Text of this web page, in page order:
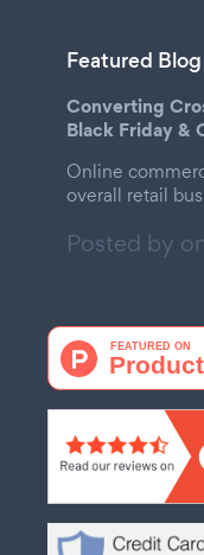
Featured
Converting
Black Friday &
Online
overall retail
Posted by